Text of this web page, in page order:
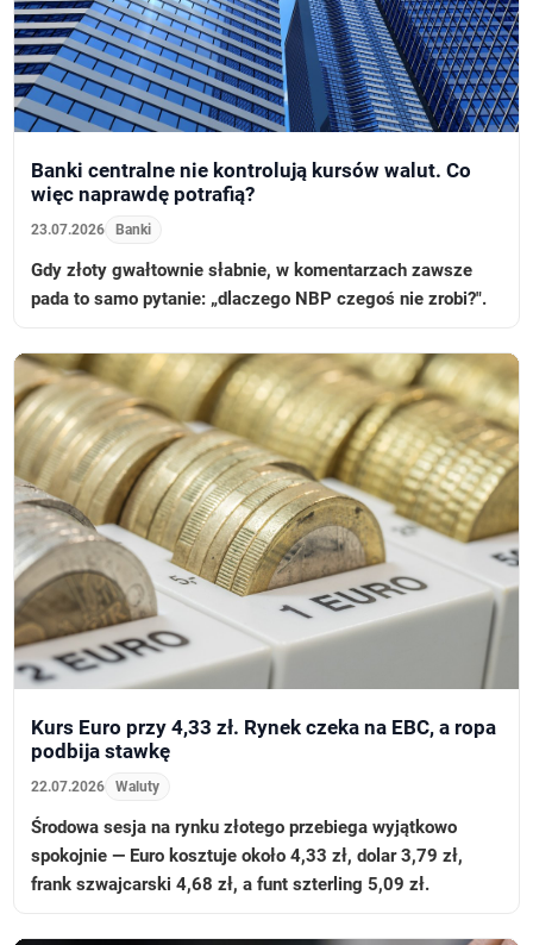
Banki centralne nie kontrolują kursów walut. Co
więc naprawdę potrafią?
23.07.2026 Banki
Gdy złoty gwałtownie słabnie, w komentarzach zawsze
pada to samo pytanie: „dlaczego NBP czegoś nie zrobi?".
Kurs Euro przy 4,33 zł. Rynek czeka na EBC, a ropa
podbija stawkę
22.07.2026 Waluty
Środowa sesja na rynku złotego przebiega wyjątkowo
spokojnie — Euro kosztuje około 4,33 zł, dolar 3,79 zł,
frank szwajcarski 4,68 zł, a funt szterling 5,09 zł.